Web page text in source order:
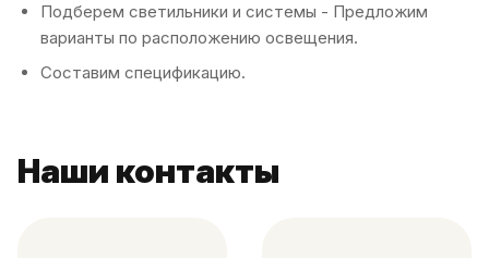
Подберем светильники и системы - Предложим
варианты по расположению освещения.
Составим спецификацию.
Наши контакты